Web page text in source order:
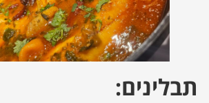
תבלינים: